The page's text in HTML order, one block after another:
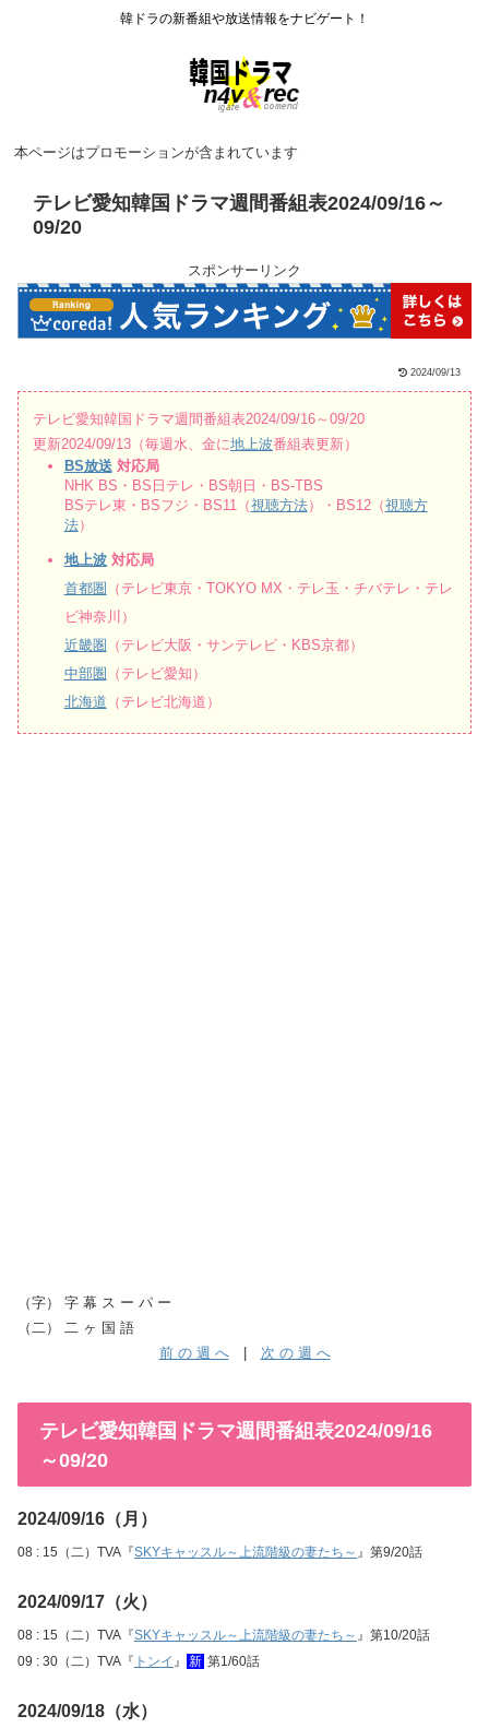
韓ドラの新番組や放送情報をナビゲート！
本ページはプロモーションが含まれています
テレビ愛知韓国ドラマ週間番組表2024/09/16～
09/20
スポンサーリンク
2024/09/13
テレビ愛知韓国ドラマ週間番組表2024/09/16～09/20
更新2024/09/13（毎週水、金に地上波番組表更新）
BS放送 対応局
NHK BS・BS日テレ・BS朝日・BS-TBS
BSテレ東・BSフジ・BS11（視聴方法）・BS12（視聴方
法）
地上波対応局
首都圏 （テレビ東京・TOKYO MX・テレ玉・チバテレ・テレ
ビ神奈川）
近畿圏 （テレビ大阪・サンテレビ・KBS京都）
中部圏 （テレビ愛知）
北海道 （テレビ北海道）
（字） 字 幕 ス ー パ ー
（二） 二 ヶ 国 語
前 の 週 へ| 次 の 週 へ
テレビ愛知韓国ドラマ週間番組表2024/09/16
～09/20
2024/09/16（月）
08 : 15（二）TVA『SKYキャッスル～上流階級の妻たち～ 』第9/20話
2024/09/17（火）
08 : 15（二）TVA『SKYキャッスル～上流階級の妻たち～ 』第10/20話
09 : 30（二）TVA『 トンイ 』 新 第1/60話
2024/09/18（水）